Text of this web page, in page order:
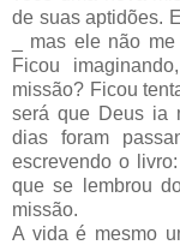
de suas aptidões.
_ mas ele não
Ficou
missão? Ficou
será que Deus ia
dias foram
escrevendo o livro:
que se lembrou
missão.
A vida é mesmo